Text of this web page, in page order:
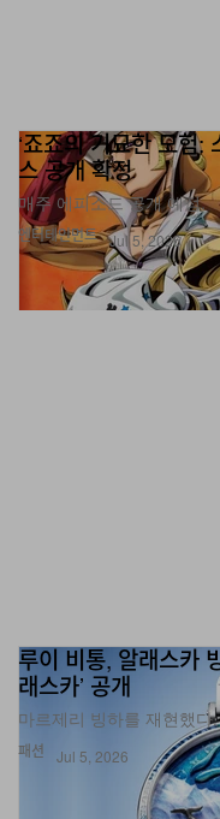
엔터테인먼트
‘죠죠의 기묘한 모험:
스 공개 확정
매주 에피소드 공개 예정.
Jul 5, 2026
패션
루이 비통, 알래스카
래스카’ 공개
마르제리 빙하를 재현했다.
Jul 5, 2026